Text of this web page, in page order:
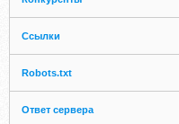
Ссылки
Robots.txt
Ответ сервера